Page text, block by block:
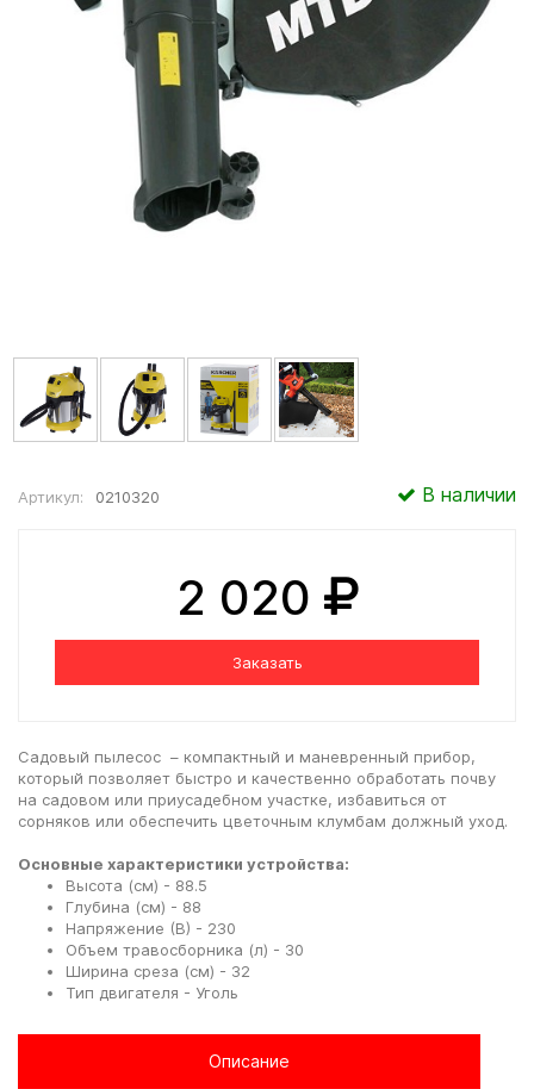
Артикул: 0210320 В наличии
2 020
Заказать
Садовый пылесос – компактный и маневренный прибор,
который позволяет быстро и качественно обработать почву
на садовом или приусадебном участке, избавиться от
сорняков или обеспечить цветочным клумбам должный уход.
Основные характеристики устройства:
Высота (см) - 88.5
Глубина (см) - 88
Напряжение (В) - 230
Объем травосборника (л) - 30
Ширина среза (см) - 32
Тип двигателя - Уголь
Описание